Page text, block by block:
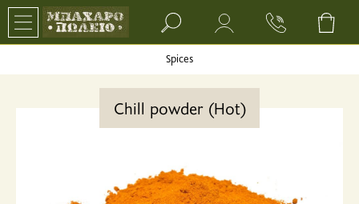
Search bar input field
Spices
Chill powder (Hot)